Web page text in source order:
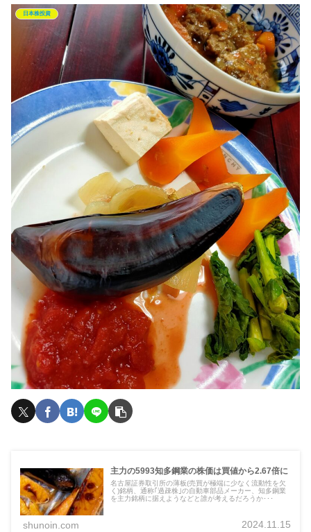
日本株投資
主力の5993知多鋼業の株価は買値から2.67倍に
名古屋証券取引所の薄板(売買が極端に少なく流動性を欠
く)銘柄、通称｢過疎株｣の自動車部品メーカー、知多鋼業
を主力銘柄に据えようなどと誰が考えるだろうか･･･
shunoin.com 2024.11.15